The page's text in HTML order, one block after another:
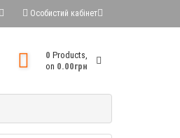
Особистий кабінет
0 Products,
on 0.00грн